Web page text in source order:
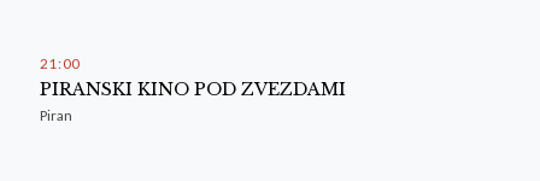
21 : 00
PIRANSKI KINO POD ZVEZDAMI
Piran